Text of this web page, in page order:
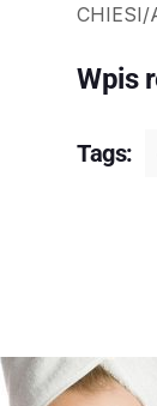
CHIESI/
Wpis
Tags: